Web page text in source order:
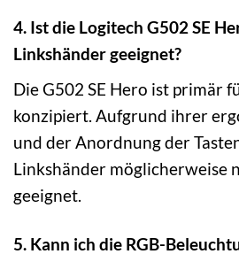
4. Ist die Logitech G502 SE
Linkshänder geeignet?
Die G502 SE Hero ist primär
konzipiert. Aufgrund ihrer
und der Anordnung der
Linkshänder möglicherweise
geeignet.
5. Kann ich die RGB-